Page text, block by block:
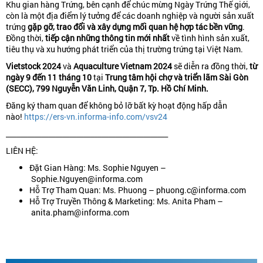
Khu gian hàng Trứng, bên cạnh để chúc mừng Ngày Trứng Thế giới,
còn là một địa điểm lý tưởng để các doanh nghiệp và người sản xuất
trứng gặp gỡ, trao đổi và xây dựng mối quan hệ hợp tác bền vững.
Đồng thời,tiếp cận những thông tin mới nhấtvề tình hình sản xuất,
tiêu thụ và xu hướng phát triển của thị trường trứng tại Việt Nam.
Vietstock 2024và Aquaculture Vietnam 2024sẽ diễn ra đồng thời,từ
ngày 9 đến 11 tháng 10tại Trung tâm hội chợ và triển lãm Sài Gòn
(SECC), 799 Nguyễn Văn Linh, Quận 7, Tp. Hồ Chí Minh.
Đăng ký tham quan để không bỏ lỡ bất kỳ hoạt động hấp dẫn
nào! https://ers-vn.informa-info.com/vsv24
LIÊN HỆ:
Đặt Gian Hàng: Ms. Sophie Nguyen –
Sophie.Nguyen@informa.com
Hỗ Trợ Tham Quan: Ms. Phuong – phuong.c@informa.com
Hỗ Trợ Truyền Thông & Marketing: Ms. Anita Pham –
anita.pham@informa.com